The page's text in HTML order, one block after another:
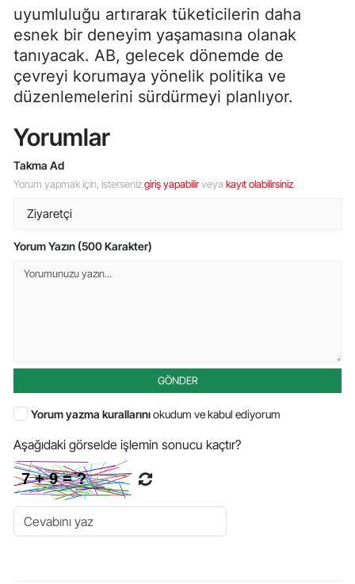
uyumluluğu artırarak tüketicilerin daha
esnek bir deneyim yaşamasına olanak
tanıyacak. AB, gelecek dönemde de
çevreyi korumaya yönelik politika ve
düzenlemelerini sürdürmeyi planlıyor.
Yorumlar
Takma Ad
Yorum yapmak için, istersenizgiriş yapabilirveya kayıt olabilirsiniz.
Yorum Yazın (500 Karakter)
GÖNDER
Yorum yazma kurallarınıokudum ve kabul ediyorum
Aşağıdaki görselde işlemin sonucu kaçtır?